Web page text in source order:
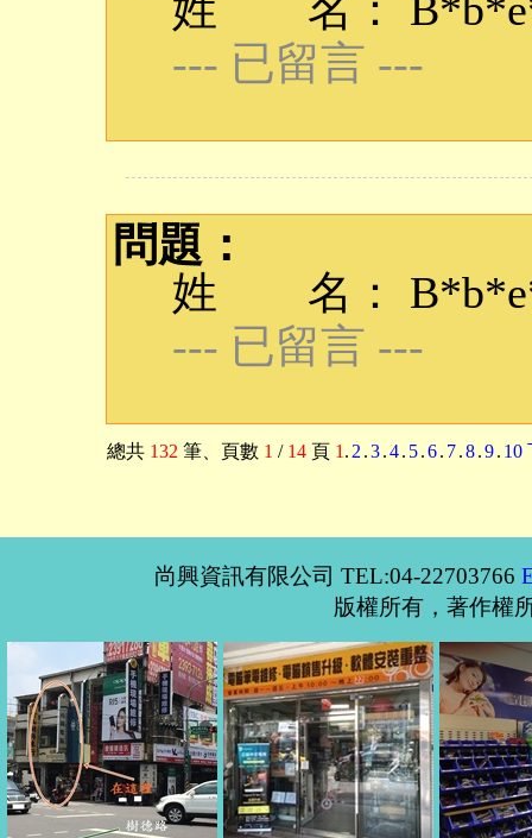
--- 已留言 ---
問題：
姓 名：
--- 已留言 ---
總共 132 筆 、頁數 1 / 14 頁 1 . 2 .3.4. 5.6. 7.8.9. 10
尚興資訊有限公司 TEL:04-22703766
版權所有，著作權